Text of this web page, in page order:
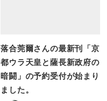
落合莞爾さんの最新刊「京
都ウラ天皇と薩長新政府の
暗闘」の予約受付が始まり
ました。